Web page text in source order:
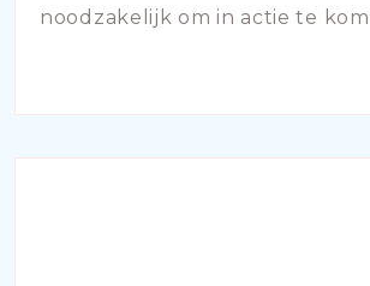
noodzakelijk om in actie te